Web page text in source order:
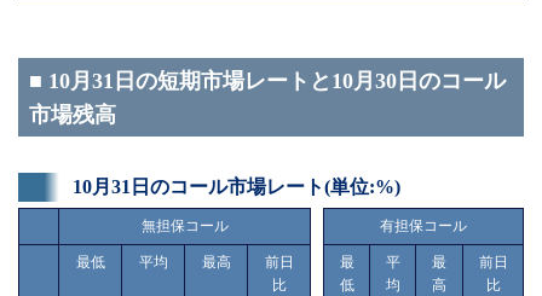
■ 10月31日の短期市場レートと10月30日のコール
市場残高
10月31日のコール市場レート(単位:%)
無担保コール
最低 平均 最高
前日
比
有担保コール
最
低
平
均
最
高
前日
比